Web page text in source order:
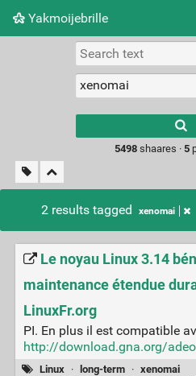
Yakmoijebrille
Picture wall
5498shaares · 5
2 results tagged xenomai
Le noyau Linux 3.14
maintenance étendue
LinuxFr.org
PI. En plus il est compatible
http://download.gna.org/
Linux · long-term · xenomai